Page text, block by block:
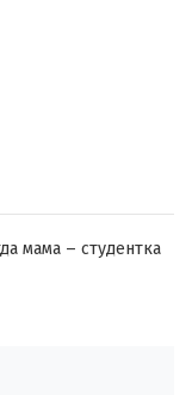
мама – студентка